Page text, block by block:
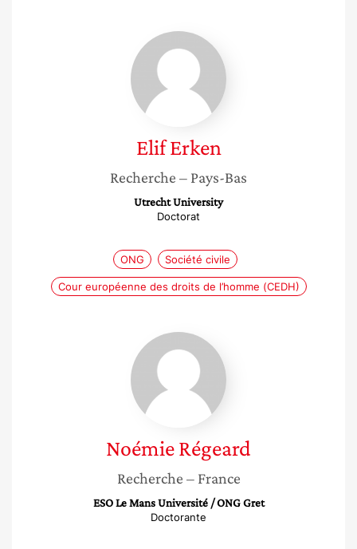
Elif
Erken
Elif Erken
Recherche – Pays-Bas
Utrecht University
Doctorat
ONG Société civile
Cour européenne des droits de l’homme (CEDH)
Noémie
Régeard
NoémieRégeard
Recherche – France
ESO Le Mans Université / ONG Gret
Doctorante